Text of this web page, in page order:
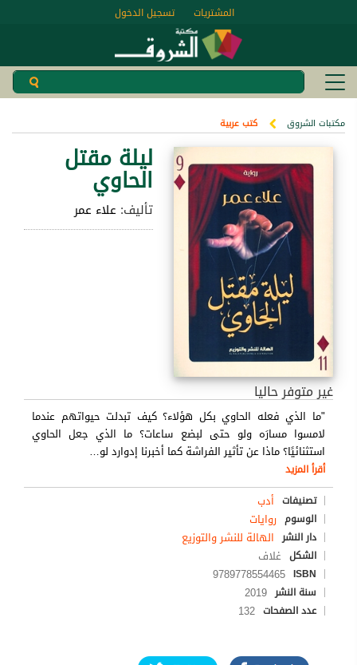
تسجيل الدخول المشتريات
مكتبات الشروق كتب عربية
ليلة مقتل
الحاوي
تأليف: علاء عمر
غير متوفر حاليا
"ما الذي فعله الحاوي بكل هؤلاء؟ كيف تبدلت حيواتهم عندما
لامسوا مسارَه ولو حتى لبضع ساعات؟ ما الذي جعل الحاوي
استثنائيًا؟ ماذا عن تأثير الفراشة كما أخبرنا إدوارد لو…
أقرأ المزيد
تصنيفات أدب
الوسوم روايات
دار النشر الهالة للنشر والتوزيع
الشكل غلاف
ISBN
9789778554465
سنة النشر 2019
عدد الصفحات 132